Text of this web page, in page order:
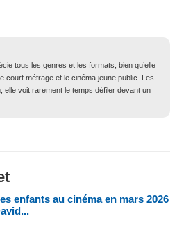
tous les genres et les formats, bien qu’elle
court métrage et le cinéma jeune public. Les
elle voit rarement le temps défiler devant un
enfants au cinéma en mars 2026